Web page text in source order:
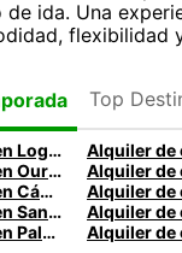
ida. Una
flexibilidad
Top
Alquiler de coches en Logroño
Alquiler de coches en Ourense
Alquiler de
Alquiler de coches en Cádiz
Alquiler de coches en Santander
Alquiler de
Alquiler de coches en Palma